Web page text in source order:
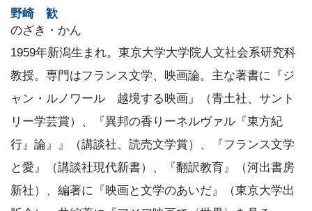
野崎 歓
のざき・かん
1959年新潟生まれ。東京大学大学院人文社会系研究科
教授。専門はフランス文学、映画論。主な著書に『ジ
ャン・ルノワール 越境する映画』（青土社、サント
リー学芸賞）、『異邦の香りーネルヴァル『東方紀
行』論』』（講談社、読売文学賞）、『フランス文学
と愛』（講談社現代新書）、『翻訳教育』（河出書房
新社）、編著に『映画と文学のあいだ』（東京大学出